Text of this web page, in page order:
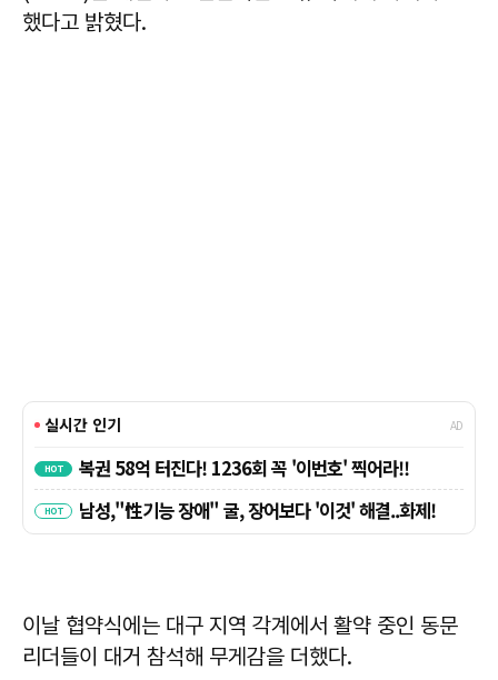
했다고 밝혔다.
이날 협약식에는 대구 지역 각계에서 활약 중인 동문
리더들이 대거 참석해 무게감을 더했다.